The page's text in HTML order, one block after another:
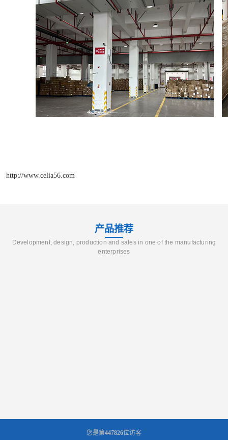
http://www.celia56.com
产品推荐
Development, design, production and sales in one of the manufacturing
enterprises
您是第447826位访客